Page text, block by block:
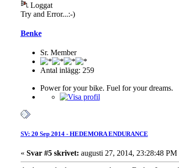
Loggat
Try and Error...:-)
Benke
Sr. Member
Antal inlägg: 259
Power for your bike. Fuel for your dreams.
SV: 20 Sep 2014 - HEDEMORA ENDURANCE
« Svar #5 skrivet: augusti 27, 2014, 23:28:48 PM